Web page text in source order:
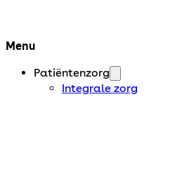
Menu
Patiëntenzorg
Integrale zorg